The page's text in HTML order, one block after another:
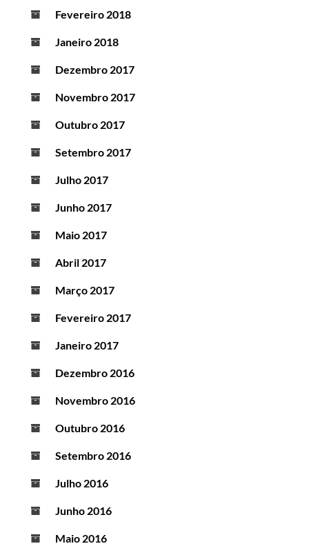
Fevereiro 2018
Janeiro 2018
Dezembro 2017
Novembro 2017
Outubro 2017
Setembro 2017
Julho 2017
Junho 2017
Maio 2017
Abril 2017
Março 2017
Fevereiro 2017
Janeiro 2017
Dezembro 2016
Novembro 2016
Outubro 2016
Setembro 2016
Julho 2016
Junho 2016
Maio 2016